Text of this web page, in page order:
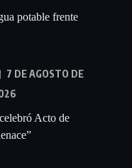
potable frente
7 DE AGOSTO DE
Acto de